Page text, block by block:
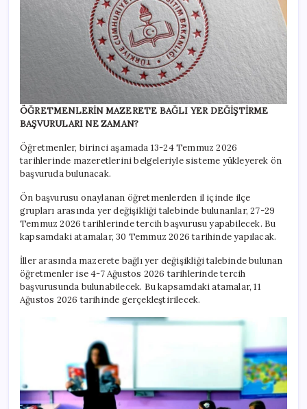
ÖĞRETMENLERİN MAZERETE BAĞLI YER DEĞİŞTİRME
BAŞVURULARI NE ZAMAN?
Öğretmenler, birinci aşamada 13-24 Temmuz 2026
tarihlerinde mazeretlerini belgeleriyle sisteme yükleyerek ön
başvuruda bulunacak.
Ön başvurusu onaylanan öğretmenlerden il içinde ilçe
grupları arasında yer değişikliği talebinde bulunanlar, 27-29
Temmuz 2026 tarihlerinde tercih başvurusu yapabilecek. Bu
kapsamdaki atamalar, 30 Temmuz 2026 tarihinde yapılacak.
İller arasında mazerete bağlı yer değişikliği talebinde bulunan
öğretmenler ise 4-7 Ağustos 2026 tarihlerinde tercih
başvurusunda bulunabilecek. Bu kapsamdaki atamalar, 11
Ağustos 2026 tarihinde gerçekleştirilecek.